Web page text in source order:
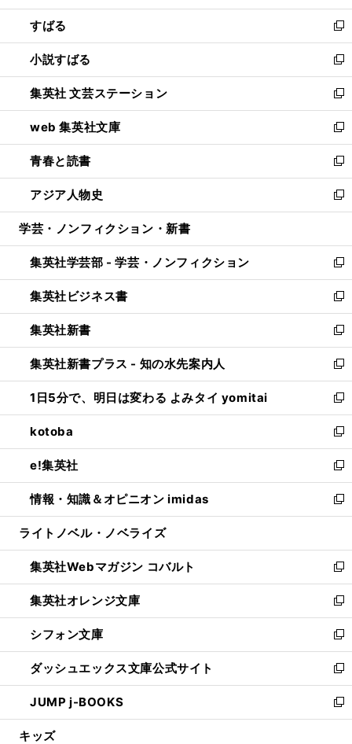
開
く
ウ
で
開
く
ン
ド
ウ
で
開
く
すばる
新
し
い
ウ
ィ
ン
ド
ウ
で
開
く
小説すばる
新
し
い
ウ
ィ
ン
ド
ウ
で
開
集英社 文芸ステーション
新
し
い
ウ
ィ
ン
ド
ウ
開
く
web 集英社文庫
新
し
い
ウ
ィ
ン
ウ
で
開
く
青春と読書
新
し
い
ウ
ン
ド
ウ
で
開
く
アジア人物史
新
し
ウ
ィ
ン
ド
ウ
で
開
く
学芸・ノンフィクション・新書
集英社学芸部 - 学芸・ノンフィクション
新
し
い
ウ
ィ
ン
ド
ウ
で
開
く
集英社ビジネス書
新
し
い
ウ
ィ
ン
ド
ウ
で
開
く
集英社新書
新
し
い
ウ
ィ
ン
ド
ウ
で
開
く
集英社新書プラス - 知の水先案内人
新
し
い
ウ
ィ
ン
ド
ウ
で
開
1日5分で、明日は変わる よみタイ yomitai
新
し
い
ウ
ィ
ン
ド
ウ
開
く
kotoba
新
し
い
ウ
ィ
ン
ウ
で
開
く
e!集英社
新
し
い
ウ
ン
ド
ウ
で
開
く
情報・知識＆オピニオン imidas
新
し
ウ
ィ
ン
ド
ウ
で
開
く
ライトノベル・ノベライズ
集英社Webマガジン コバルト
新
し
い
ウ
ィ
ン
ド
ウ
で
開
集英社オレンジ文庫
新
し
い
ウ
ィ
ン
ド
ウ
シフォン文庫
新
し
い
ウ
ィ
ン
ダッシュエックス文庫公式サイト
新
し
い
ウ
JUMP j-BOOKS
新
し
キッズ